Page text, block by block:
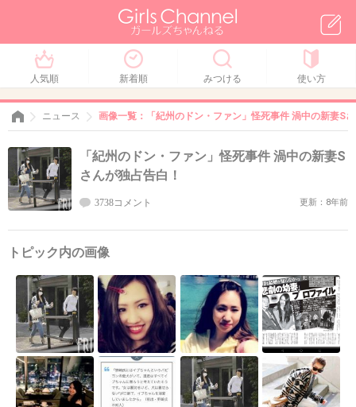
人気順 新着順 みつける 使い方
ニュース 画像一覧：「紀州のドン・ファン」怪死事件 渦中の新妻S
「紀州のドン・ファン」怪死事件 渦中の新妻S
さんが独占告白！
3738コメント 更新：8年前
トピック内の画像